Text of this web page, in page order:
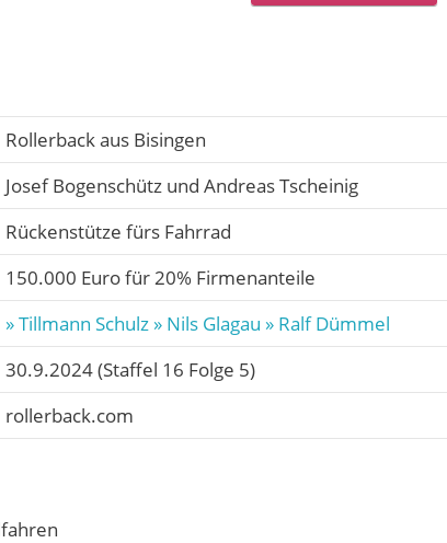
Rollerback aus Bisingen
Josef Bogenschütz und Andreas Tscheinig
Rückenstütze fürs Fahrrad
150.000 Euro für 20% Firmenanteile
» Tillmann Schulz » Nils Glagau » Ralf Dümmel
30.9.2024 (Staffel 16 Folge 5)
rollerback.com